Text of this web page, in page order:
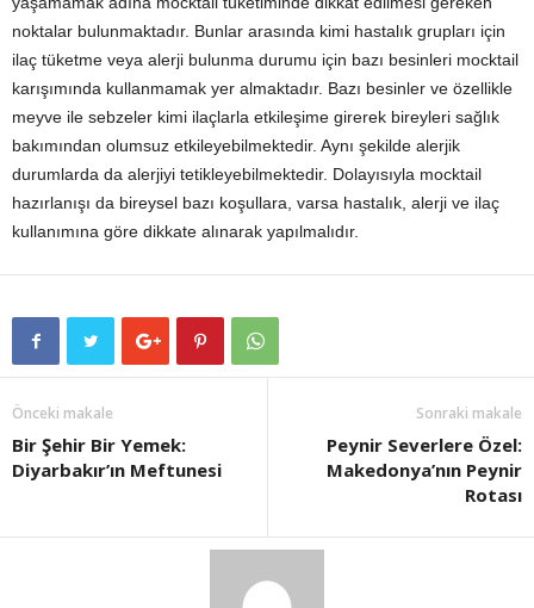
noktalar bulunmaktadır. Bunlar arasında kimi hastalık grupları için
ilaç tüketme veya alerji bulunma durumu için bazı besinleri mocktail
karışımında kullanmamak yer almaktadır. Bazı besinler ve özellikle
meyve ile sebzeler kimi ilaçlarla etkileşime girerek bireyleri sağlık
bakımından olumsuz etkileyebilmektedir. Aynı şekilde alerjik
durumlarda da alerjiyi tetikleyebilmektedir. Dolayısıyla mocktail
hazırlanışı da bireysel bazı koşullara, varsa hastalık, alerji ve ilaç
kullanımına göre dikkate alınarak yapılmalıdır.
Önceki makale
Bir Şehir Bir Yemek:
Diyarbakır’ın Meftunesi
Sonraki makale
Peynir Severlere Özel:
Makedonya’nın Peynir
Rotası